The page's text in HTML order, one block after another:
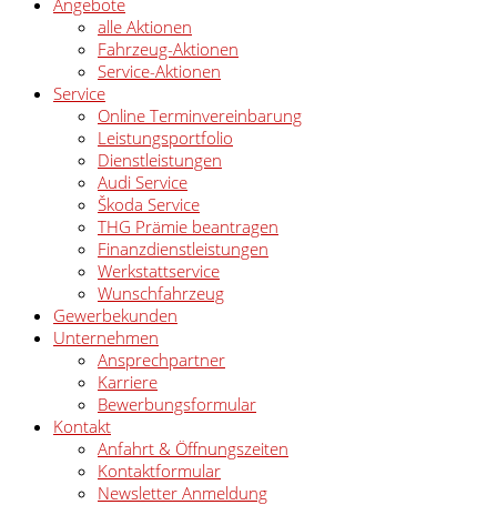
Angebote
alle Aktionen
Fahrzeug-Aktionen
Service-Aktionen
Service
Online Terminvereinbarung
Leistungsportfolio
Dienstleistungen
Audi Service
Škoda Service
THG Prämie beantragen
Finanzdienstleistungen
Werkstattservice
Wunschfahrzeug
Gewerbekunden
Unternehmen
Ansprechpartner
Karriere
Bewerbungsformular
Kontakt
Anfahrt & Öffnungszeiten
Kontaktformular
Newsletter Anmeldung